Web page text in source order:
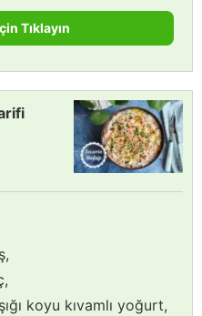
Tıklayın
koyu kıvamlı yoğurt,